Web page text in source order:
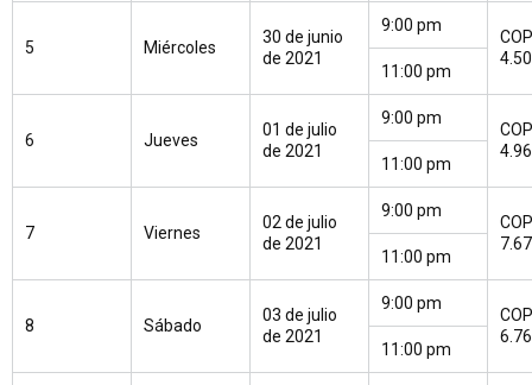
5 Miércoles
30 de junio
de 2021
9:00 pm
COP
11:00 pm
6 Jueves
01 de julio
de 2021
9:00 pm
COP
11:00 pm
7 Viernes
02 de julio
de 2021
9:00 pm
COP
11:00 pm
8 Sábado
03 de julio
de 2021
9:00 pm
COP
11:00 pm